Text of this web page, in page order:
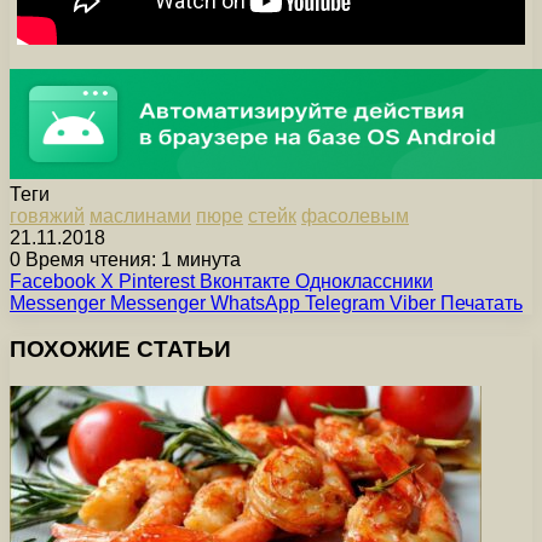
Теги
говяжий маслинами пюре стейк фасолевым
21.11.2018
0 Время чтения: 1 минута
Facebook X Pinterest Вконтакте Одноклассники
Messenger Messenger WhatsApp Telegram Viber Печатать
ПОХОЖИЕ СТАТЬИ